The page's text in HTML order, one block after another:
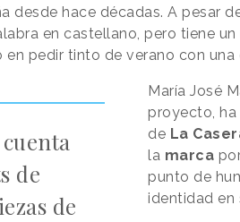
desde hace décadas. A pesar
en castellano, pero tiene
en pedir tinto de verano con
de
de
María José
proyecto,
de La
la marca
punto de
identidad en